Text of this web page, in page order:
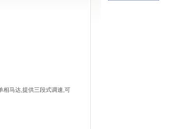
相马达,提供三段式调速,可